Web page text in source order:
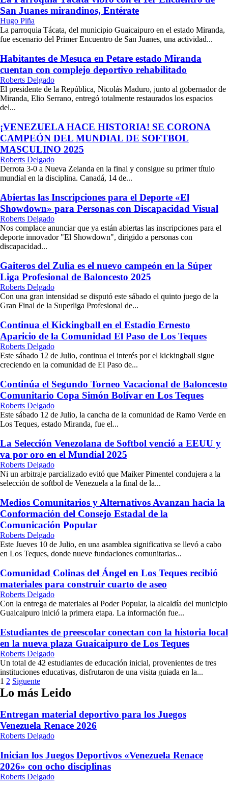
San Juanes mirandinos, Entérate
Hugo Piña
La parroquia Tácata, del municipio Guaicaipuro en el estado Miranda,
fue escenario del Primer Encuentro de San Juanes, una actividad...
Habitantes de Mesuca en Petare estado Miranda
cuentan con complejo deportivo rehabilitado
Roberts Delgado
El presidente de la República, Nicolás Maduro, junto al gobernador de
Miranda, Elio Serrano, entregó totalmente restaurados los espacios
del...
¡VENEZUELA HACE HISTORIA! SE CORONA
CAMPEÓN DEL MUNDIAL DE SOFTBOL
MASCULINO 2025
Roberts Delgado
Derrota 3-0 a Nueva Zelanda en la final y consigue su primer título
mundial en la disciplina. Canadá, 14 de...
Abiertas las Inscripciones para el Deporte «El
Showdown» para Personas con Discapacidad Visual
Roberts Delgado
Nos complace anunciar que ya están abiertas las inscripciones para el
deporte innovador "El Showdown", dirigido a personas con
discapacidad...
Gaiteros del Zulia es el nuevo campeón en la Súper
Liga Profesional de Baloncesto 2025
Roberts Delgado
Con una gran intensidad se disputó este sábado el quinto juego de la
Gran Final de la Superliga Profesional de...
Continua el Kickingball en el Estadio Ernesto
Aparicio de la Comunidad El Paso de Los Teques
Roberts Delgado
Este sábado 12 de Julio, continua el interés por el kickingball sigue
creciendo en la comunidad de El Paso de...
Continúa el Segundo Torneo Vacacional de Baloncesto
Comunitario Copa Simón Bolívar en Los Teques
Roberts Delgado
Este sábado 12 de Julio, la cancha de la comunidad de Ramo Verde en
Los Teques, estado Miranda, fue el...
La Selección Venezolana de Softbol venció a EEUU y
va por oro en el Mundial 2025
Roberts Delgado
Ni un arbitraje parcializado evitó que Maiker Pimentel condujera a la
selección de softbol de Venezuela a la final de la...
Medios Comunitarios y Alternativos Avanzan hacia la
Conformación del Consejo Estadal de la
Comunicación Popular
Roberts Delgado
Este Jueves 10 de Julio, en una asamblea significativa se llevó a cabo
en Los Teques, donde nueve fundaciones comunitarias...
Comunidad Colinas del Ángel en Los Teques recibió
materiales para construir cuarto de aseo
Roberts Delgado
Con la entrega de materiales al Poder Popular, la alcaldía del municipio
Guaicaipuro inició la primera etapa. La información fue...
Estudiantes de preescolar conectan con la historia local
en la nueva plaza Guaicaipuro de Los Teques
Roberts Delgado
Un total de 42 estudiantes de educación inicial, provenientes de tres
instituciones educativas, disfrutaron de una visita guiada en la...
Paginación
de
entradas
1 2 Siguente
Lo más Leido
Entregan material deportivo para los Juegos
Venezuela Renace 2026
Roberts Delgado
Inician los Juegos Deportivos «Venezuela Renace
2026» con ocho disciplinas
Roberts Delgado